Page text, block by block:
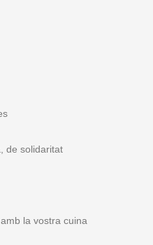
de solidaritat
la vostra cuina